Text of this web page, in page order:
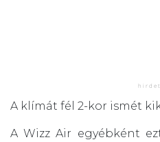
A klímát fél 2-kor ismét
A Wizz Air egyébként